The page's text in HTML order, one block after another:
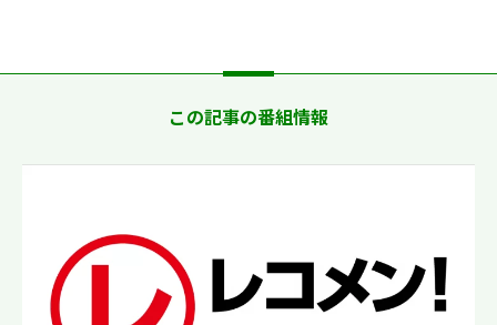
この記事の番組情報